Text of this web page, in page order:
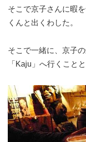
そこで京子さんに暇
くんと出くわした。
そこで一緒に、京子
「Kaju」へ行くことと